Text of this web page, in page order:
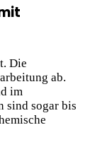
Die
ab.
im
sind sogar bis